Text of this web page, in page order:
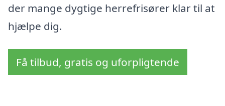
der mange dygtige herrefrisører klar til at
hjælpe dig.
Få tilbud, gratis og uforpligtende